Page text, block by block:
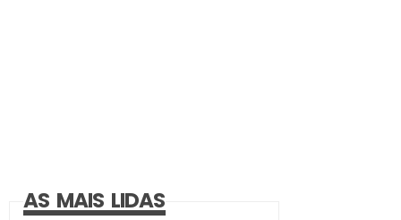
AS MAIS LIDAS